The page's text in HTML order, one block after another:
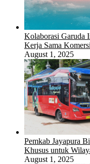
Kolaborasi Garuda
Kerja Sama
August 1, 2025
Pemkab Jayapura
Khusus untuk
August 1, 2025